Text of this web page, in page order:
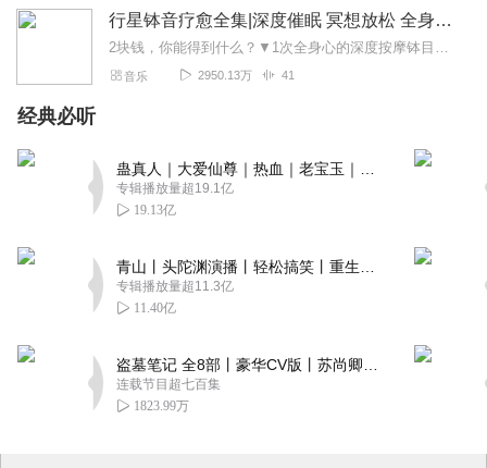
行星钵音疗愈全集|深度催眠 冥想放松 全身心深度按摩
2块钱，你能得到什么？▼1次全身心的深度按摩钵目前已广泛地被应用于美容Spa和按摩养生馆的疗程中，许多疗愈师使用铜钵在身体上，发现5分钟铜钵按摩的深度放松，效...
音乐 2950.13万 41
经典必听
专辑播放量超19.1亿
19.13亿
专辑播放量超11.3亿
11.40亿
连载节目超七百集
1823.99万